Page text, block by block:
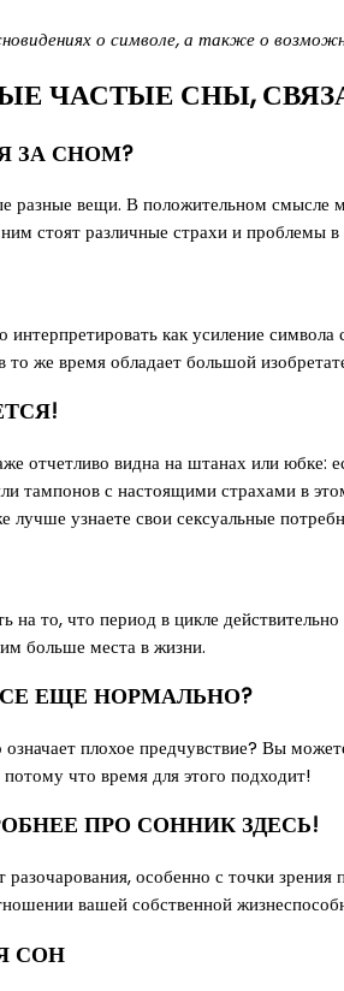
о символе, а также о
ЧАСТЫЕ СНЫ,
ЗА СНОМ?
разные вещи. В положительном смысле
стоят различные страхи и
как усиление
же время обладает большой
отчетливо видна на штанах или
с настоящими страхами в
узнаете свои сексуальные
на то, что период в цикле
больше места в жизни.
ЕЩЕ НОРМАЛЬНО?
плохое предчувствие? Вы
что время для этого подходит!
ПРО СОННИК ЗДЕСЬ!
особенно с точки
вашей собственной
СОН